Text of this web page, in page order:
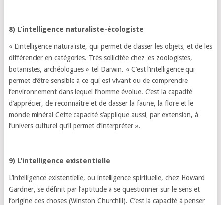
8) L’intelligence naturaliste-écologiste
« L’intelligence naturaliste, qui permet de classer les objets, et de les
différencier en catégories. Très sollicitée chez les zoologistes,
botanistes, archéologues » tel Darwin. « C’est l’intelligence qui
permet d’être sensible à ce qui est vivant ou de comprendre
l’environnement dans lequel l’homme évolue. C’est la capacité
d’apprécier, de reconnaître et de classer la faune, la flore et le
monde minéral Cette capacité s’applique aussi, par extension, à
l’univers culturel qu’il permet d’interpréter ».
9) L’intelligence existentielle
L’intelligence existentielle, ou intelligence spirituelle, chez Howard
Gardner, se définit par l’aptitude à se questionner sur le sens et
l’origine des choses (Winston Churchill). C’est la capacité à penser